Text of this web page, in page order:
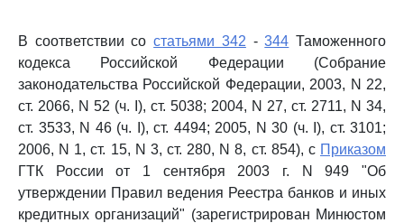
В соответствии состатьями 342 -344 Таможенного
кодекса Российской Федерации (Собрание
законодательства Российской Федерации, 2003, N 22,
ст. 2066, N 52 (ч. I), ст. 5038; 2004, N 27, ст. 2711, N 34,
ст. 3533, N 46 (ч. I), ст. 4494; 2005, N 30 (ч. I), ст. 3101;
2006, N 1, ст. 15, N 3, ст. 280, N 8, ст. 854), с Приказом
ГТК России от 1 сентября 2003 г. N 949 "Об
утверждении Правил ведения Реестра банков и иных
кредитных организаций" (зарегистрирован Минюстом